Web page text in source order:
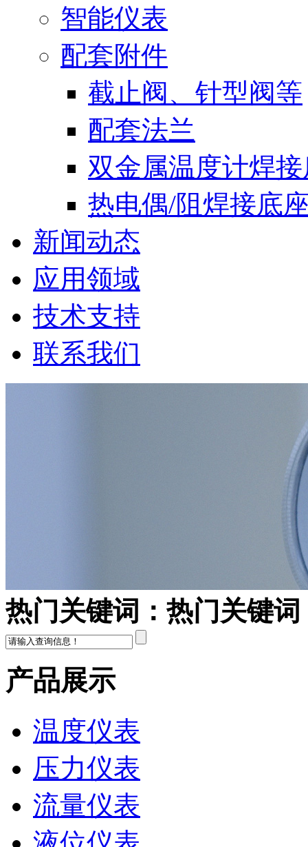
智能仪表
配套附件
截止阀、针型阀等
配套法兰
双金属温度计焊
热电偶/阻焊接底
新闻动态
应用领域
技术支持
联系我们
热门关键词： 热门关键词
产品展示
温度仪表
压力仪表
流量仪表